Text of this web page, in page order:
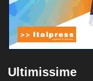
Ultimissime